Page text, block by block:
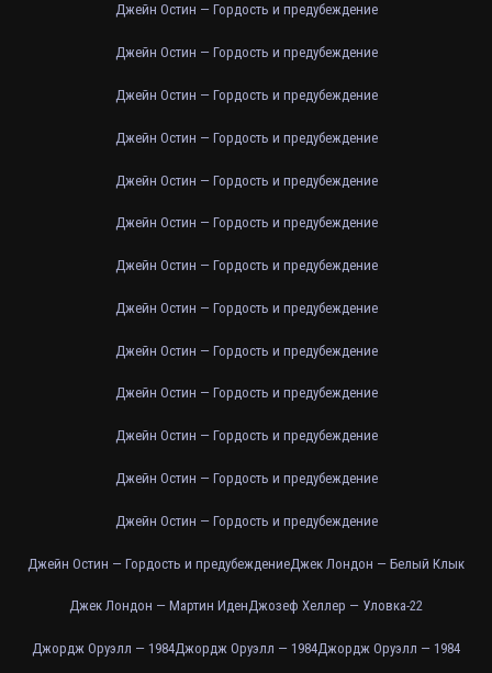
Джейн Остин — Гордость и предубеждение
Джейн Остин — Гордость и предубеждение
Джейн Остин — Гордость и предубеждение
Джейн Остин — Гордость и предубеждение
Джейн Остин — Гордость и предубеждение
Джейн Остин — Гордость и предубеждение
Джейн Остин — Гордость и предубеждение
Джейн Остин — Гордость и предубеждение
Джейн Остин — Гордость и предубеждение
Джейн Остин — Гордость и предубеждение
Джейн Остин — Гордость и предубеждение
Джейн Остин — Гордость и предубеждение
Джейн Остин — Гордость и предубеждение
Джейн Остин — Гордость и предубеждениеДжек Лондон — Белый Клык
Джек Лондон — Мартин ИденДжозеф Хеллер — Уловка-22
Джордж Оруэлл — 1984Джордж Оруэлл — 1984Джордж Оруэлл — 1984